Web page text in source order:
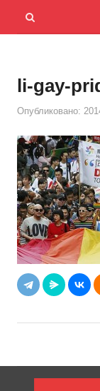
Menu
Открыть
li-gay-
Опубликовано: